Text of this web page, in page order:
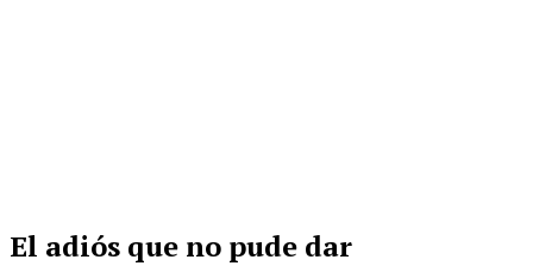
El adiós que no pude dar